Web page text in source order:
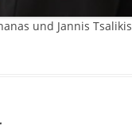
und Jannis Tsalikis